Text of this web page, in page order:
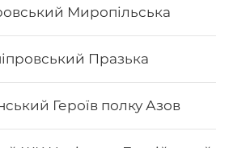
Миропільська
Празька
Героїв полку Азов